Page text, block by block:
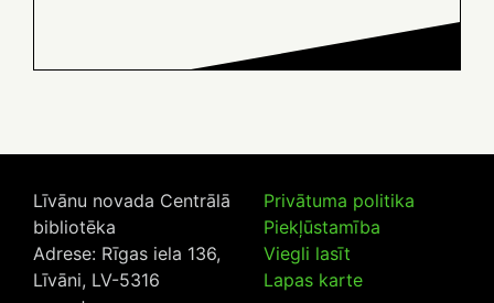
Līvānu novada Centrālā
bibliotēka
Adrese: Rīgas iela 136,
Līvāni, LV-5316
Privātuma politika
Piekļūstamība
Viegli lasīt
Lapas karte